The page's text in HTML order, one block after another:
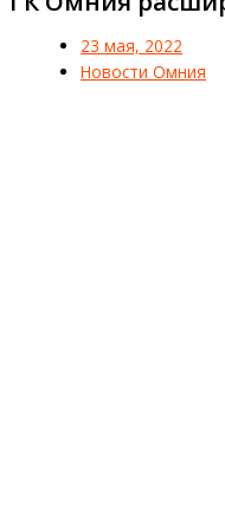
23 мая, 2022
Новости Омния